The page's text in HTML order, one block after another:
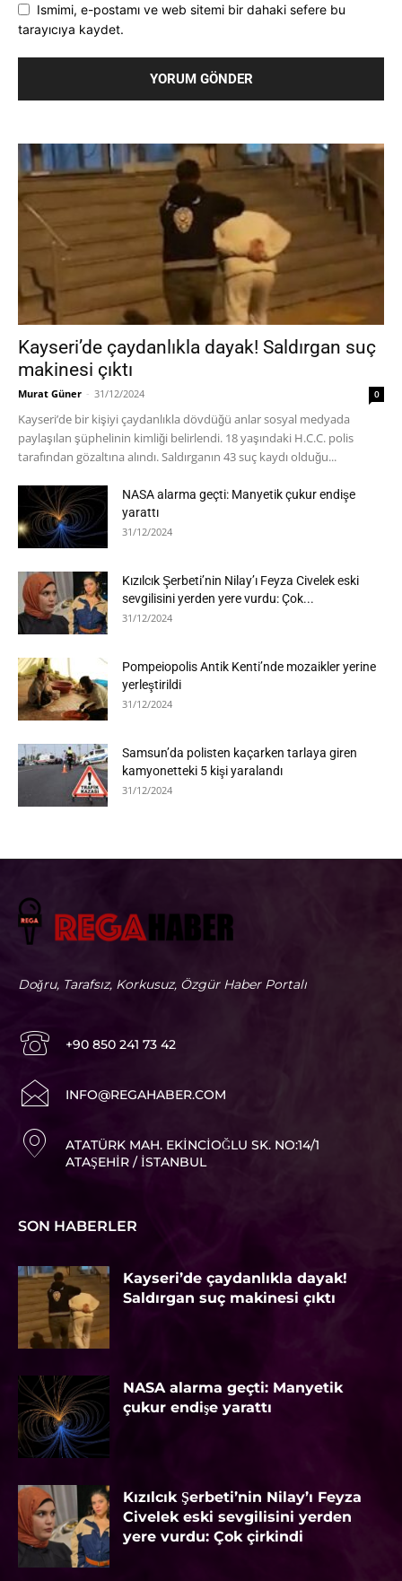
Ismimi, e-postamı ve web sitemi bir dahaki sefere bu
tarayıcıya kaydet.
Kayseri’de çaydanlıkla dayak! Saldırgan suç
makinesi çıktı
Murat Güner - 31/12/2024 0
Kayseri’de bir kişiyi çaydanlıkla dövdüğü anlar sosyal medyada
paylaşılan şüphelinin kimliği belirlendi. 18 yaşındaki H.C.C. polis
tarafından gözaltına alındı. Saldırganın 43 suç kaydı olduğu...
NASA alarma geçti: Manyetik çukur endişe
yarattı
31/12/2024
Kızılcık Şerbeti’nin Nilay’ı Feyza Civelek eski
sevgilisini yerden yere vurdu: Çok...
31/12/2024
Pompeiopolis Antik Kenti’nde mozaikler yerine
yerleştirildi
31/12/2024
Samsun’da polisten kaçarken tarlaya giren
kamyonetteki 5 kişi yaralandı
31/12/2024
Doğru, Tarafsız, Korkusuz, Özgür Haber Portalı
+90 850 241 73 42
INFO@REGAHABER.COM
ATATÜRK MAH. EKINCIOĞLU SK. NO:14/1
ATAŞEHIR / İSTANBUL
SON HABERLER
Kayseri’de çaydanlıkla dayak!
Saldırgan suç makinesi çıktı
NASA alarma geçti: Manyetik
çukur endişe yarattı
Kızılcık Şerbeti’nin Nilay’ı Feyza
Civelek eski sevgilisini yerden
yere vurdu: Çok çirkindi